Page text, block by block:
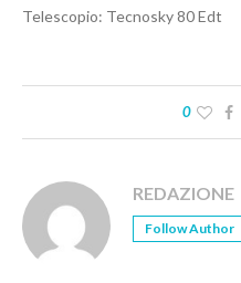
Telescopio: Tecnosky 80 Edt
0
REDAZIONE
Follow Author